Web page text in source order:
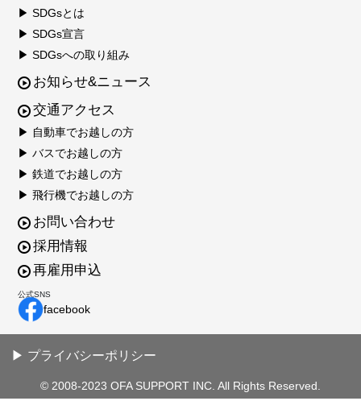
▶ SDGsとは
▶ SDGs宣言
▶ SDGsへの取り組み
お知らせ&ニュース
交通アクセス
▶ 自動車でお越しの方
▶ バスでお越しの方
▶ 鉄道でお越しの方
▶ 飛行機でお越しの方
お問い合わせ
採用情報
再雇用申込
公式SNS
facebook
▶ プライバシーポリシー
© 2008-2023 OFA SUPPORT INC. All Rights Reserved.